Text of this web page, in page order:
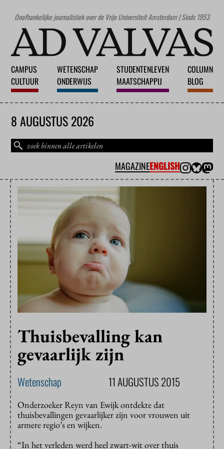
Onafhankelijke journalistiek over de Vrije Universiteit Amsterdam | Sinds 1953
CAMPUS
CULTUUR
WETENSCHAP
ONDERWIJS
STUDENTENLEVEN
MAATSCHAPPIJ
COLUMN
BLOG
8 AUGUSTUS 2026
MAGAZINEENGLISH
Thuisbevalling kan
gevaarlijk zijn
Wetenschap 11 AUGUSTUS 2015
Onderzoeker Reyn van Ewijk ontdekte dat
thuisbevallingen gevaarlijker zijn voor vrouwen uit
armere regio’s en wijken.
“In het verleden werd heel zwart-wit over thuis